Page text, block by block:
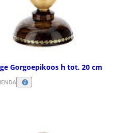
Gorgoepikoos h tot. 20 cm